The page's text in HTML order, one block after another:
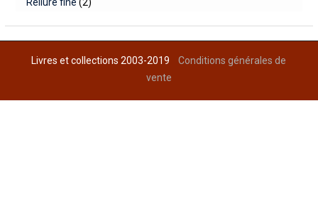
Livres et collections 2003-2019Conditions générales de
vente